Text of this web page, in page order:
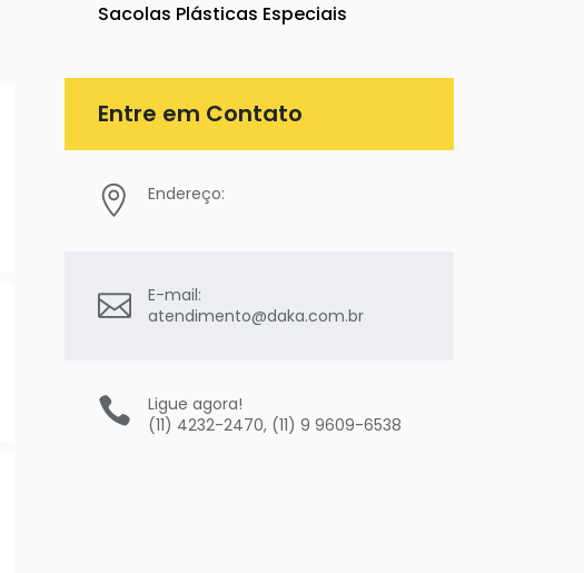
Sacolas Plásticas Especiais
Entre em Contato
Endereço:
E-mail:
atendimento@daka.com.br
Ligue agora!
(11) 4232-2470, (11) 9 9609-6538